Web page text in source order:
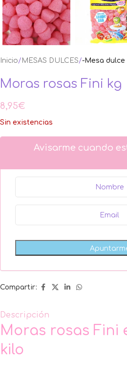
Inicio MESAS DULCES -Mesa dulce
Moras rosas Fini kg
8,95€
Sin existencias
Avisarme cuando
Compartir:
Descripción
Moras rosas Fini
kilo